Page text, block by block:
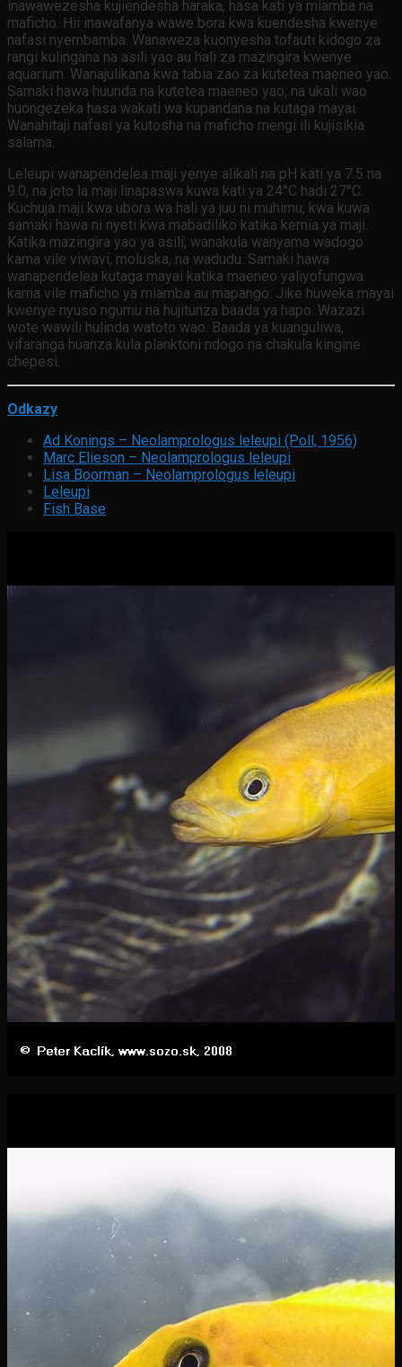
inawawezesha kujiendesha haraka, hasa kati ya miamba na
maficho. Hii inawafanya wawe bora kwa kuendesha kwenye
nafasi nyembamba. Wanaweza kuonyesha tofauti kidogo za
rangi kulingana na asili yao au hali za mazingira kwenye
aquarium. Wanajulikana kwa tabia zao za kutetea maeneo yao.
Samaki hawa huunda na kutetea maeneo yao, na ukali wao
huongezeka hasa wakati wa kupandana na kutaga mayai.
Wanahitaji nafasi ya kutosha na maficho mengi ili kujisikia
salama.
Leleupi wanapendelea maji yenye alikali na pH kati ya 7.5 na
9.0, na joto la maji linapaswa kuwa kati ya 24°C hadi 27°C.
Kuchuja maji kwa ubora wa hali ya juu ni muhimu, kwa kuwa
samaki hawa ni nyeti kwa mabadiliko katika kemia ya maji.
Katika mazingira yao ya asili, wanakula wanyama wadogo
kama vile viwavi, moluska, na wadudu. Samaki hawa
wanapendelea kutaga mayai katika maeneo yaliyofungwa
kama vile maficho ya miamba au mapango. Jike huweka mayai
kwenye nyuso ngumu na hujitunza baada ya hapo. Wazazi
wote wawili hulinda watoto wao. Baada ya kuanguliwa,
vifaranga huanza kula planktoni ndogo na chakula kingine
chepesi.
Odkazy
Ad Konings – Neolamprologus leleupi (Poll, 1956)
Marc Elieson – Neolamprologus leleupi
Lisa Boorman – Neolamprologus leleupi
Leleupi
Fish Base